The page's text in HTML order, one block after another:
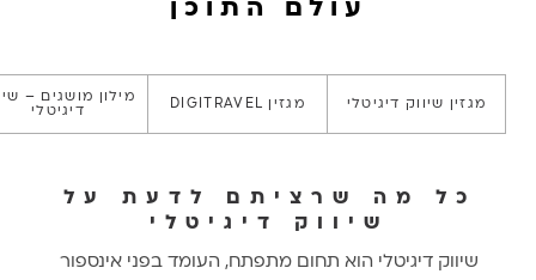
עולם התוכן
מגזין שיווק דיגיטלי מגזין DIGITRAVEL
מילון מושגים –
דיגיטלי
כל מה שרציתם לדעת על
שיווק דיגיטלי
שיווק דיגיטלי הוא תחום מתפתח, העומד בפני אינספור